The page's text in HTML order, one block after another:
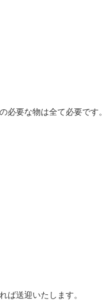
要な物は全て必要です。
ば送迎いたします。